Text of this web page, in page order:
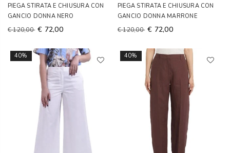
PIEGA STIRATA E CHIUSURA CON
GANCIO DONNA NERO
€ 120,00 € 72,00
PIEGA STIRATA E CHIUSURA CON
GANCIO DONNA MARRONE
€ 120,00 € 72,00
40% 40%